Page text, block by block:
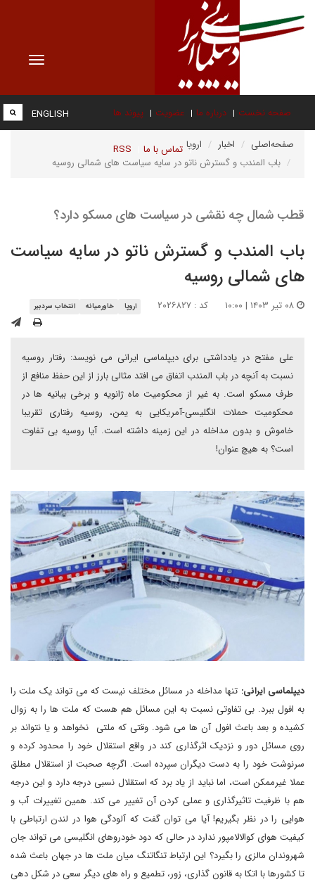
Toggle
صفحه نخست درباره ما عضویت پیوند ها
تماس با ما RSS
ENGLISH
صفحه‌اصلی اخبار
اروپا
باب المندب و گسترش ناتو در سایه سیاست های شمالی روسیه
قطب شمال چه نقشی در سیاست های مسکو دارد؟
باب المندب و گسترش ناتو در سایه سیاست
های شمالی روسیه
کد : ۲۰۲۶۸۲۷ اروپا خاورمیانه انتخاب سردبیر
علی مفتح در یادداشتی برای دیپلماسی ایرانی می نویسد: رفتار روسیه
نسبت به آنچه در باب المندب اتفاق می افتد مثالی بارز از این حفظ منافع از
طرف مسکو است. به غیر از محکومیت ماه ژانویه و برخی بیانیه ها در
محکومیت حملات انگلیسی-آمریکایی به یمن، روسیه رفتاری تقریبا
خاموش و بدون مداخله در این زمینه داشته است. آیا روسیه بی تفاوت
است؟ به هیچ عنوان!
دیپلماسی ایرانی: تنها مداخله در مسائل مختلف نیست که می تواند یک ملت را
به افول ببرد. بی تفاوتی نسبت به این مسائل هم هست که ملت ها را به زوال
کشیده و بعد باعث افول آن ها می شود. وقتی که ملتی نخواهد و یا نتواند بر
روی مسائل دور و نزدیک اثرگذاری کند در واقع استقلال خود را محدود کرده و
سرنوشت خود را به دست دیگران سپرده است. اگرچه صحبت از استقلال مطلق
عملا غیرممکن است، اما نباید از یاد برد که استقلال نسبی درجه دارد و این درجه
هم با ظرفیت تاثیرگذاری و عملی کردن آن تغییر می کند. همین تغییرات آب و
هوایی را در نظر بگیریم! آیا می توان گفت که آلودگی هوا در لندن ارتباطی با
کیفیت هوای کوالالامپور ندارد در حالی که دود خودروهای انگلیسی می تواند جان
شهروندان مالزی را بگیرد؟ این ارتباط تنگاتنگ میان ملت ها در جهان باعث شده
تا کشورها با اتکا به قانون گذاری، زور، تطمیع و راه های دیگر سعی در شکل دهی